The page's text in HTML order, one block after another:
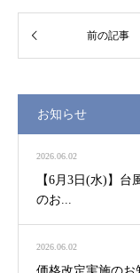
お知らせ
2026.06.02
【6月3日(水)】
のお...
2026.06.02